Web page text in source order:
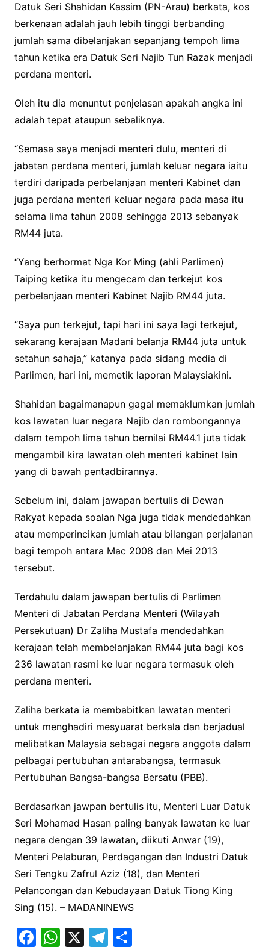
Datuk Seri Shahidan Kassim (PN-Arau) berkata, kos
berkenaan adalah jauh lebih tinggi berbanding
jumlah sama dibelanjakan sepanjang tempoh lima
tahun ketika era Datuk Seri Najib Tun Razak menjadi
perdana menteri.
Oleh itu dia menuntut penjelasan apakah angka ini
adalah tepat ataupun sebaliknya.
“Semasa saya menjadi menteri dulu, menteri di
jabatan perdana menteri, jumlah keluar negara iaitu
terdiri daripada perbelanjaan menteri Kabinet dan
juga perdana menteri keluar negara pada masa itu
selama lima tahun 2008 sehingga 2013 sebanyak
RM44 juta.
“Yang berhormat Nga Kor Ming (ahli Parlimen)
Taiping ketika itu mengecam dan terkejut kos
perbelanjaan menteri Kabinet Najib RM44 juta.
“Saya pun terkejut, tapi hari ini saya lagi terkejut,
sekarang kerajaan Madani belanja RM44 juta untuk
setahun sahaja,” katanya pada sidang media di
Parlimen, hari ini, memetik laporan Malaysiakini.
Shahidan bagaimanapun gagal memaklumkan jumlah
kos lawatan luar negara Najib dan rombongannya
dalam tempoh lima tahun bernilai RM44.1 juta tidak
mengambil kira lawatan oleh menteri kabinet lain
yang di bawah pentadbirannya.
Sebelum ini, dalam jawapan bertulis di Dewan
Rakyat kepada soalan Nga juga tidak mendedahkan
atau memperincikan jumlah atau bilangan perjalanan
bagi tempoh antara Mac 2008 dan Mei 2013
tersebut.
Terdahulu dalam jawapan bertulis di Parlimen
Menteri di Jabatan Perdana Menteri (Wilayah
Persekutuan) Dr Zaliha Mustafa mendedahkan
kerajaan telah membelanjakan RM44 juta bagi kos
236 lawatan rasmi ke luar negara termasuk oleh
perdana menteri.
Zaliha berkata ia membabitkan lawatan menteri
untuk menghadiri mesyuarat berkala dan berjadual
melibatkan Malaysia sebagai negara anggota dalam
pelbagai pertubuhan antarabangsa, termasuk
Pertubuhan Bangsa-bangsa Bersatu (PBB).
Berdasarkan jawpan bertulis itu, Menteri Luar Datuk
Seri Mohamad Hasan paling banyak lawatan ke luar
negara dengan 39 lawatan, diikuti Anwar (19),
Menteri Pelaburan, Perdagangan dan Industri Datuk
Seri Tengku Zafrul Aziz (18), dan Menteri
Pelancongan dan Kebudayaan Datuk Tiong King
Sing (15). – MADANINEWS
F W X T S